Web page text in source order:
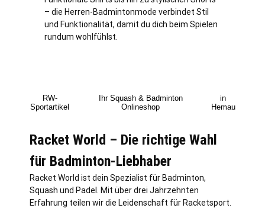
– die Herren-Badmintonmode verbindet Stil
und Funktionalität, damit du dich beim Spielen
rundum wohlfühlst.
RW-
Sportartikel
Ihr Squash & Badminton
Onlineshop
in
Hemau
Racket World – Die richtige Wahl
für Badminton-Liebhaber
Racket World ist dein Spezialist für Badminton,
Squash und Padel. Mit über drei Jahrzehnten
Erfahrung teilen wir die Leidenschaft für Racketsport.